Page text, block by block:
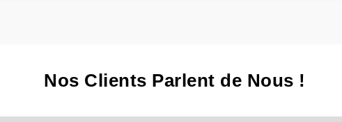
Nos Clients Parlent de Nous !